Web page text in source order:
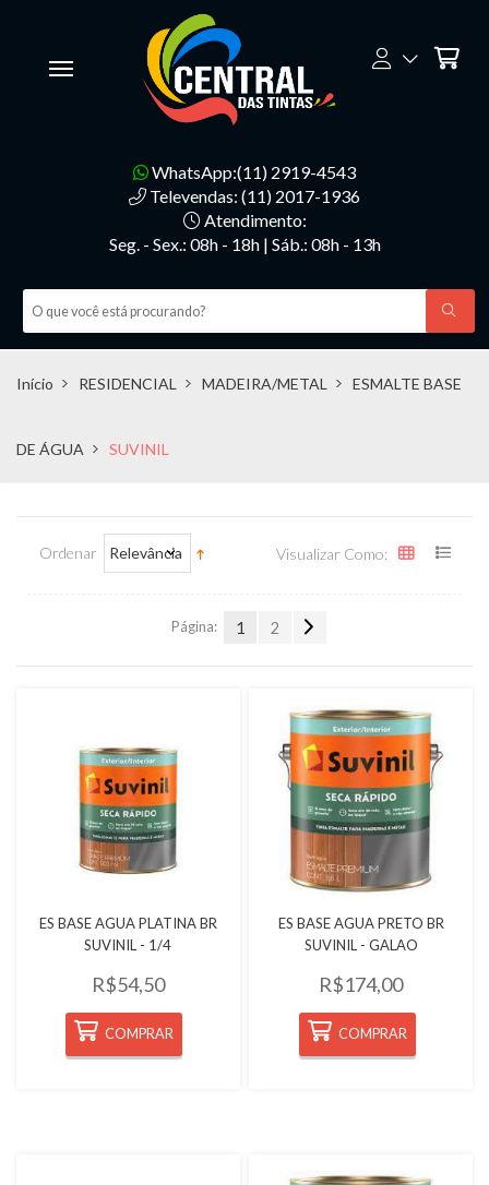
WhatsApp:(11) 2919-4543
Televendas: (11) 2017-1936
Atendimento:
Seg. - Sex.: 08h - 18h | Sáb.: 08h - 13h
Início RESIDENCIAL MADEIRA/METAL ESMALTE BASE
DE ÁGUA SUVINIL
Ordenar Relevância Visualizar Como:
Página: 1 2
Quickview
ES BASE AGUA PLATINA BR
SUVINIL - 1/4
R$54,50
COMPRAR
Quickview
ES BASE AGUA PRETO BR
SUVINIL - GALAO
R$174,00
COMPRAR